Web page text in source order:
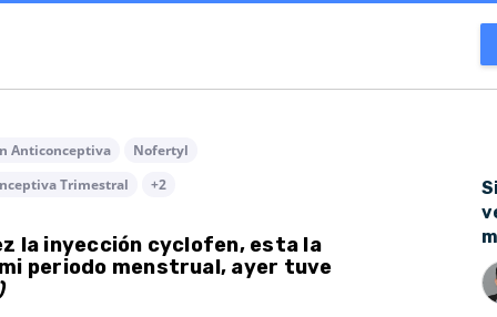
Anticonceptiva
Nofertyl
Trimestral
+2
la inyección cyclofen, esta la
periodo menstrual, ayer tuve